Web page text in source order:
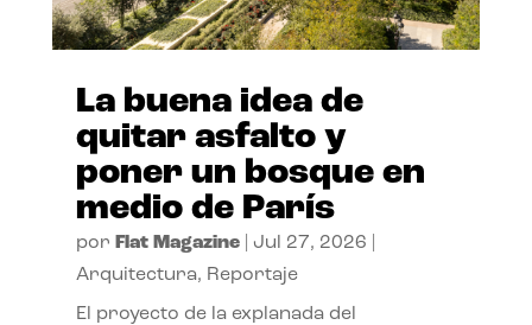
La buena idea de
quitar asfalto y
poner un bosque en
medio de París
por Flat Magazine| Jul 27, 2026
Arquitectura, Reportaje
El proyecto de la explanada del